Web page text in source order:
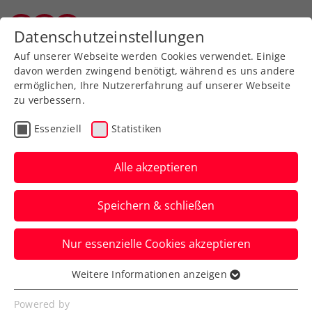
Zurück zur Newsübersicht
ATP
Kitzbühel-Quali startet
mit fünf Österreichern
Im Samstag-Highlight stehen sich Joel
Schwärzler und Dennis Novak gegenüber.
Verfasst von: , 29.07.2023
Datenschutzeinstellungen
Auf unserer Webseite werden Cookies verwendet. Einige
davon werden zwingend benötigt, während es uns andere
ermöglichen, Ihre Nutzererfahrung auf unserer Webseite
zu verbessern.
Essenziell Statistiken
Alle akzeptieren
Speichern & schließen
Nur essenzielle Cookies akzeptieren
Essenziell
Essenzielle Cookies werden für grundlegende
Weitere Informationen anzeigen
Powered by